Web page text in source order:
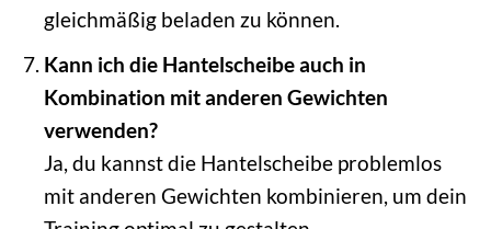
gleichmäßig beladen zu können.
Kann ich die Hantelscheibe auch in
Kombination mit anderen Gewichten
verwenden?
Ja, du kannst die Hantelscheibe problemlos
mit anderen Gewichten kombinieren, um dein